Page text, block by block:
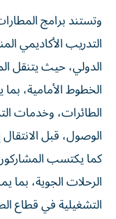
وتستند برامج
التدريب الأكاديمي
الدولي، حيث يتنقل
الخطوط الأمامية،
الطائرات، وخدمات
الوصول، قبل
كما يكتسب
الرحلات الجوية،
التشغيلية في قطاع